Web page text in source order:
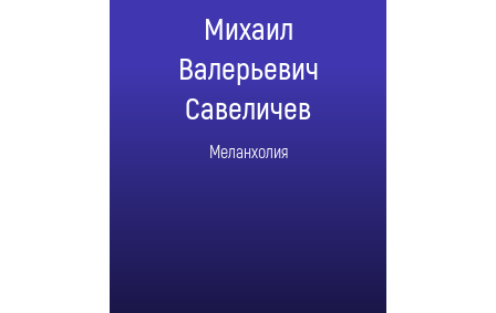
Михаил
Валерьевич
Савеличев
Меланхолия